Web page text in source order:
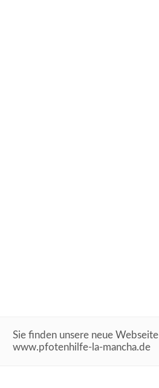
Sie finden unsere neue
www.pfotenhilfe-la-mancha.de